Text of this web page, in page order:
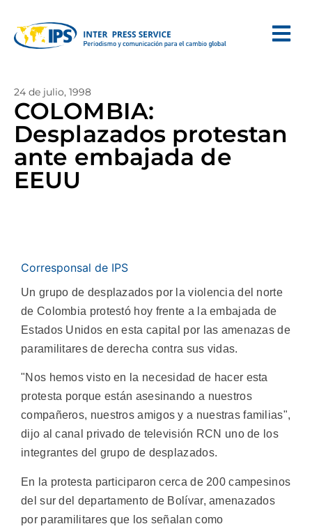
24 de julio, 1998
COLOMBIA:
Desplazados protestan
ante embajada de
EEUU
Corresponsal de IPS
Un grupo de desplazados por la violencia del norte
de Colombia protestó hoy frente a la embajada de
Estados Unidos en esta capital por las amenazas de
paramilitares de derecha contra sus vidas.
"Nos hemos visto en la necesidad de hacer esta
protesta porque están asesinando a nuestros
compañeros, nuestros amigos y a nuestras familias",
dijo al canal privado de televisión RCN uno de los
integrantes del grupo de desplazados.
En la protesta participaron cerca de 200 campesinos
del sur del departamento de Bolívar, amenazados
por paramilitares que los señalan como